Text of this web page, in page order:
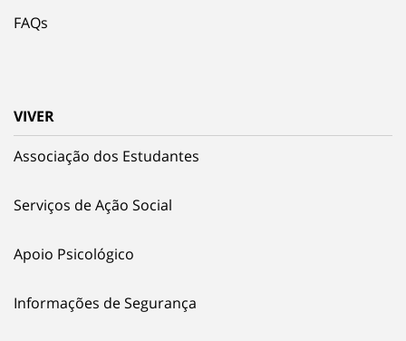
FAQs
VIVER
Associação dos Estudantes
Serviços de Ação Social
Apoio Psicológico
Informações de Segurança